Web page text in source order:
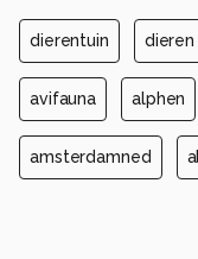
dierentuin dieren
avifauna alphen
amsterdamned